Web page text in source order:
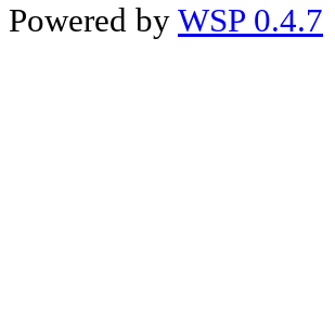
Powered by WSP 0.4.7